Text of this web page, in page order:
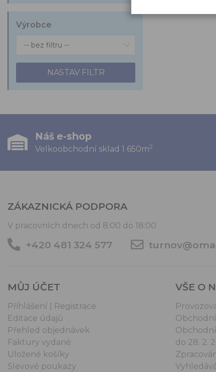
Výrobce
Náš e-shop
Velkoobchodní sklad 1 650m2
ZÁKAZNICKÁ PODPORA
V pracovních dnech od 8:00 do 18:00
+420 481 324 577
MŮJ ÚČET
Přihlášení | Registrace
Editace údajů
Přehled objednávek
Faktury vydané
Uložené košíky
Slevové poukazy
VŠE O
do 28. 2.